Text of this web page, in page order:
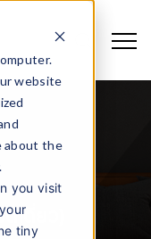
website
about the
you visit
tiny
เดี่ยว)